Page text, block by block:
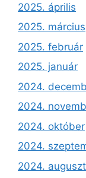
2025. április
2025. március
2025. február
2025. január
2024.
2024.
2024. október
2024.
2024.